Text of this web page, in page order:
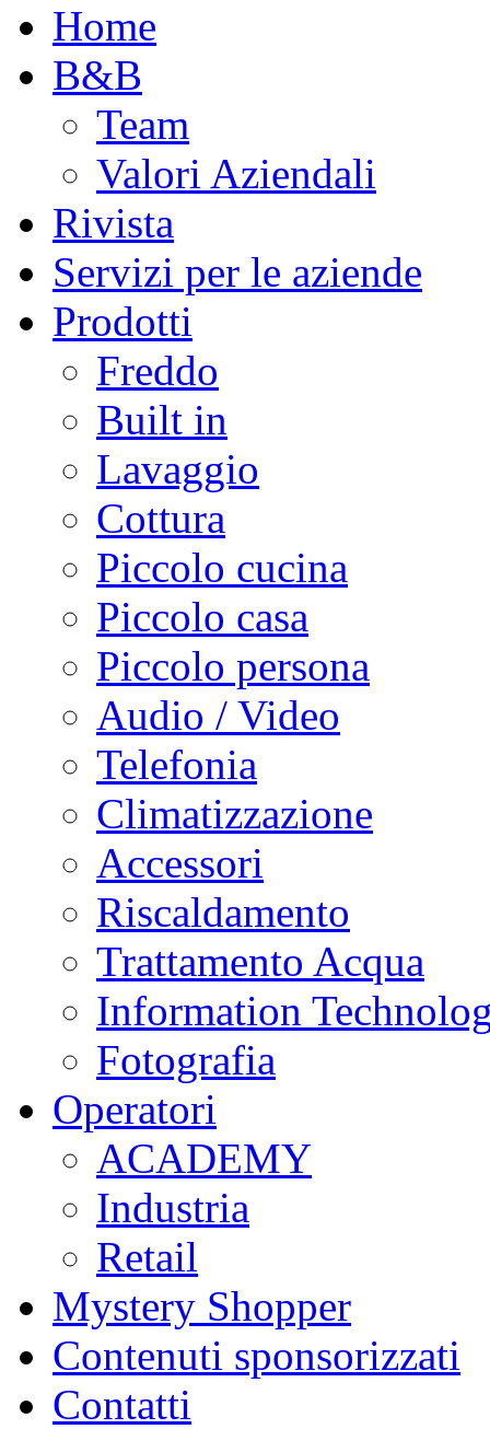
Home
B&B
Team
Valori Aziendali
Rivista
Servizi per le aziende
Prodotti
Freddo
Built in
Lavaggio
Cottura
Piccolo cucina
Piccolo casa
Piccolo persona
Audio / Video
Telefonia
Climatizzazione
Accessori
Riscaldamento
Trattamento Acqua
Information
Fotografia
Operatori
ACADEMY
Industria
Retail
Mystery Shopper
Contenuti sponsorizzati
Contatti